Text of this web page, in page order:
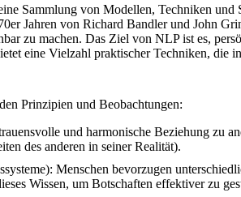
Sammlung von Modellen, Techniken
Jahren von Richard Bandler und John
zu machen. Das Ziel von NLP ist es,
eine Vielzahl praktischer Techniken, die
Prinzipien und Beobachtungen:
und harmonische Beziehung zu
des anderen in seiner Realität).
Menschen bevorzugen
Wissen, um Botschaften effektiver zu